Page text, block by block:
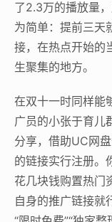
了2.3万的播放量
为简单：提前三天
接，在热点开始的
生聚集的地方。
在双十一时同样能
广员的小张于育儿
分享，借助UC网
的链接实行注册。
花几块钱购置热门
自身的推广链接就